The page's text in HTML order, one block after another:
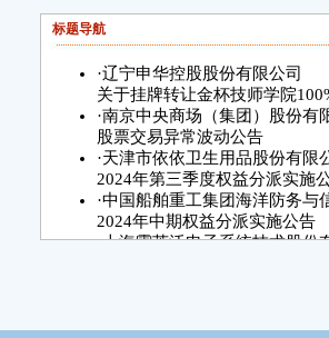
标题导航
·辽宁申华控股股份有限公司
关于挂牌转让金杯技师学院
·南京中央商场（集团）股份有
股票交易异常波动公告
·天津市依依卫生用品股份有限
2024年第三季度权益分派实施
·中国船舶重工集团海洋防务与
2024年中期权益分派实施公告
·上海霍莱沃电子系统技术股份
关于控股股东及一致行动人增